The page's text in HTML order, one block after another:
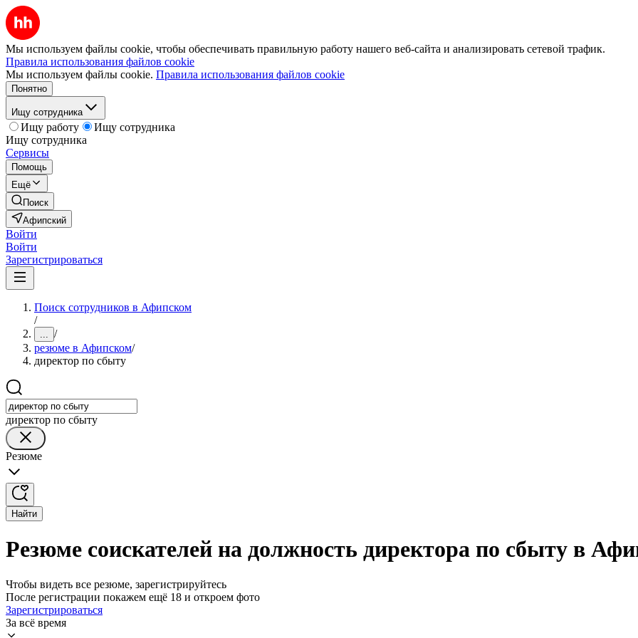
Мы используем файлы cookie, чтобы обеспечивать правильную работу нашего веб-сайта и анализировать сетевой трафик.
Правила использования файлов cookie
Мы используем файлы cookie. Правила использования файлов cookie
Понятно
Ищу сотрудника
Ищу работу
Ищу сотрудника
Ищу сотрудника
Сервисы
Помощь
Ещё
Поиск
Афипский
Войти
Войти
Зарегистрироваться
Поиск сотрудников в Афипском
/
... /
резюме в Афипском/
директор по сбыту
директор по сбыту
Резюме
Найти
Резюме соискателей на должность директора по сбыту в
Чтобы видеть все резюме, зарегистрируйтесь
После регистрации покажем ещё 18 и откроем фото
Зарегистрироваться
За всё время